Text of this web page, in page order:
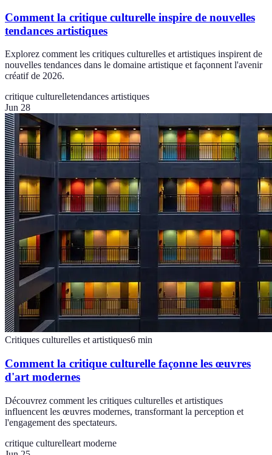
Comment la critique culturelle inspire de nouvelles
tendances artistiques
Explorez comment les critiques culturelles et artistiques inspirent de
nouvelles tendances dans le domaine artistique et façonnent l'avenir
créatif de 2026.
critique culturelletendances artistiques
Jun 28
Critiques culturelles et artistiques6 min
Comment la critique culturelle façonne les œuvres
d'art modernes
Découvrez comment les critiques culturelles et artistiques
influencent les œuvres modernes, transformant la perception et
l'engagement des spectateurs.
critique culturelleart moderne